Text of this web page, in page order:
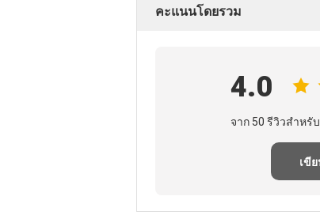
คะแนนโดยรวม
4.0
จาก 50 รีวิวสําหรั
เขี